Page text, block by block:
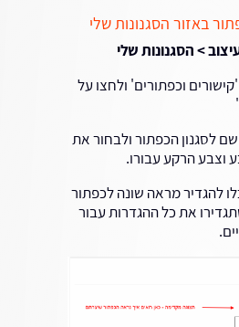
באזור הסגנונות שלי
> הסגנונות שלי
וכפתורים' ולחצו על
לסגנון הכפתור ולבחור את
וצבע הרקע עבורו.
להגדיר מראה שונה לכפתור
את כל ההגדרות עבור